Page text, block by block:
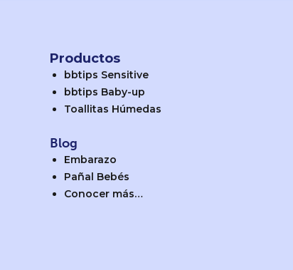
Productos
bbtips Sensitive
bbtips Baby-up
Toallitas Húmedas
Blog
Embarazo
Pañal Bebés
Conocer más…